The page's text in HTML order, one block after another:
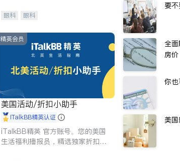
眼科 眼科
精英会员
美国活动/折扣小助手
iTalkBB精英认证
iTalkBB精英 官方账号。您的美国
生活福利播报员，精选独家折扣、
要
全
房价
你
美